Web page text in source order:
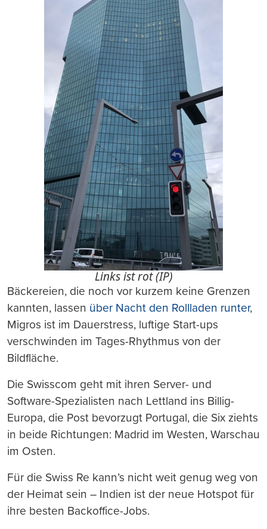
Links ist rot (IP)
Bäckereien, die noch vor kurzem keine Grenzen
kannten, lassen über Nacht den Rollladen runter,
Migros ist im Dauerstress, luftige Start-ups
verschwinden im Tages-Rhythmus von der
Bildfläche.
Die Swisscom geht mit ihren Server- und
Software-Spezialisten nach Lettland ins Billig-
Europa, die Post bevorzugt Portugal, die Six ziehts
in beide Richtungen: Madrid im Westen, Warschau
im Osten.
Für die Swiss Re kann’s nicht weit genug weg von
der Heimat sein – Indien ist der neue Hotspot für
ihre besten Backoffice-Jobs.